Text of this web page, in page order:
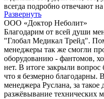
всегда подробно отвечают
Развернуть
ООО «Доктор Неболит»
Благодарим от всей души
"Глобал Медикал Трейд".
менеджеры так же смогли
оборудованию - фантомов,
нет. В итоге закрыли
что я безмерно благодарны.
менеджера Руслана, за такое
разжёвывание технических